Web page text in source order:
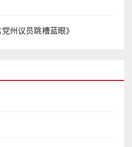
党州议员跳槽蓝眼》